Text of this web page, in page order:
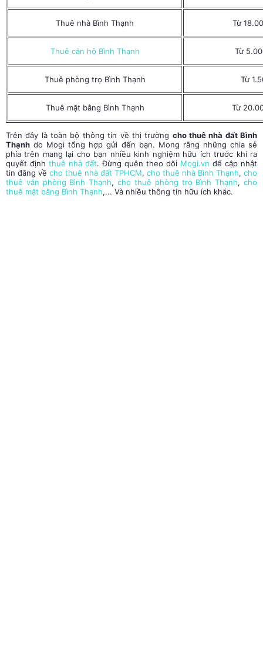
Thuê nhà Bình Thạnh Từ
Thuê căn hộ Bình Thạnh Từ
Thuê phòng trọ Bình Thạnh Từ
Thuê mặt bằng Bình Thạnh Từ
Trên đây là toàn bộ thông tin về thị trường cho thuê nhà đất Bình
Thạnh do Mogi tổng hợp gửi đến bạn. Mong rằng những chia sẻ
phía trên mang lại cho bạn nhiều kinh nghiệm hữu ích trước khi ra
quyết định thuê nhà đất. Đừng quên theo dõi Mogi.vn để cập nhật
tin đăng về cho thuê nhà đất TPHCM, cho thuê nhà Bình Thạnh, cho
thuê văn phòng Bình Thạnh,cho thuê phòng trọ Bình Thạnh,cho
thuê mặt bằng Bình Thạnh,... Và nhiều thông tin hữu ích khác.